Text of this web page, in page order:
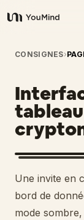
YouMind
Aperçu
Cas d'usage
Compétences
Invites
Tarifs
CONSIGNES›
Une invite en
bord de
mode